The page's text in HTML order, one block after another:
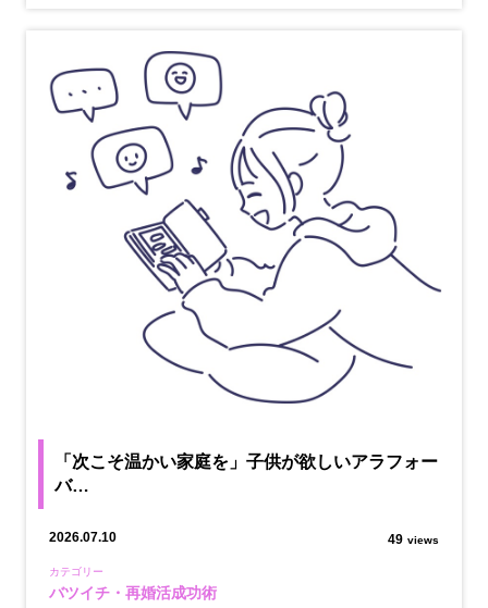
「次こそ温かい家庭を」子供が欲しいアラフォー
バ…
2026.07.10 49 views
カテゴリー
バツイチ・再婚活成功術